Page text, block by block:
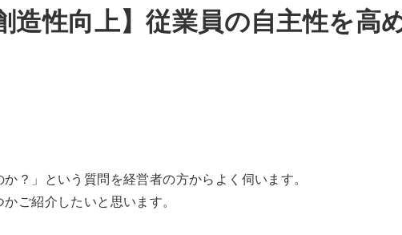
造性向上】従業員の自主性を高
？」という質問を経営者の方からよく伺います。
ご紹介したいと思います。